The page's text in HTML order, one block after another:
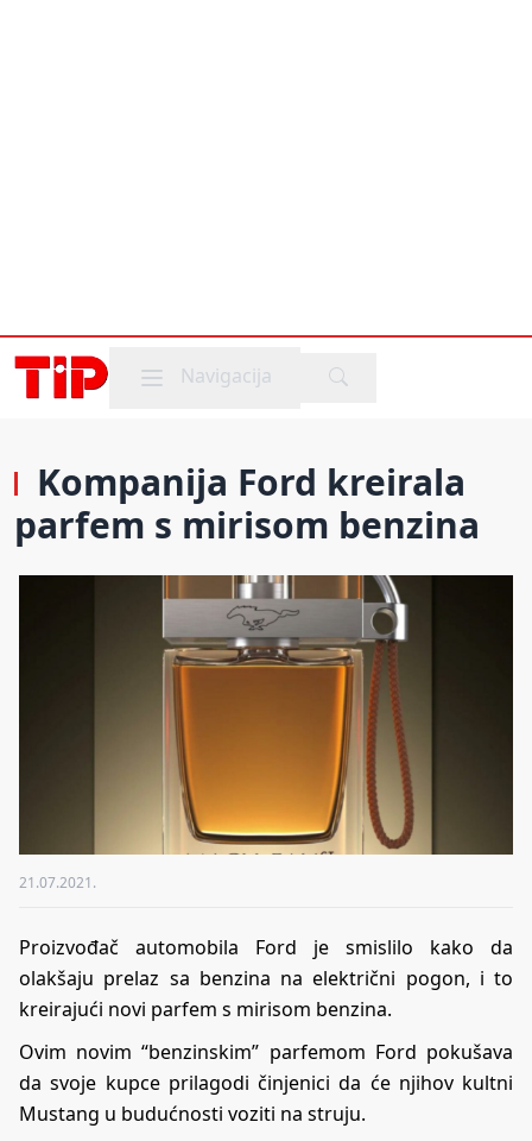
Mobile menu
Navigacija
Kompanija Ford kreirala
parfem s mirisom benzina
21.07.2021.
Proizvođač automobila Ford je smislilo kako da
olakšaju prelaz sa benzina na električni pogon, i to
kreirajući novi parfem s mirisom benzina.
Ovim novim “benzinskim” parfemom Ford pokušava
da svoje kupce prilagodi činjenici da će njihov kultni
Mustang u budućnosti voziti na struju.